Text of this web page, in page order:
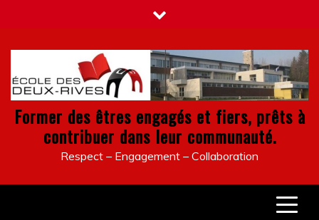
content
Former des êtres engagés et fiers, prêts à
contribuer dans leur communauté.
Respect – Engagement – Collaboration